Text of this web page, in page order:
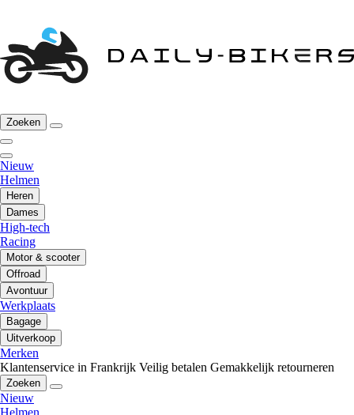
Zoeken
Nieuw
Helmen
Heren
Dames
High-tech
Racing
Motor & scooter
Offroad
Avontuur
Werkplaats
Bagage
Uitverkoop
Merken
Klantenservice in Frankrijk Veilig betalen Gemakkelijk retourneren
Zoeken
Nieuw
Helmen